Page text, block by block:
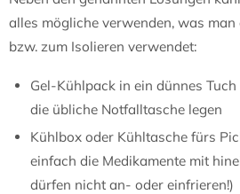
alles mögliche verwenden, was
bzw. zum Isolieren verwendet:
Gel-Kühlpack in ein dünnes
die übliche Notfalltasche legen
Kühlbox oder Kühltasche fürs
einfach die Medikamente mit
dürfen nicht an- oder einfrieren!)